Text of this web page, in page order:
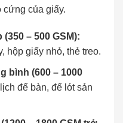
cứng của giấy.
– 500 GSM):
hộp giấy nhỏ, thẻ treo.
bình (600 – 1000
để bàn, đế lót sản